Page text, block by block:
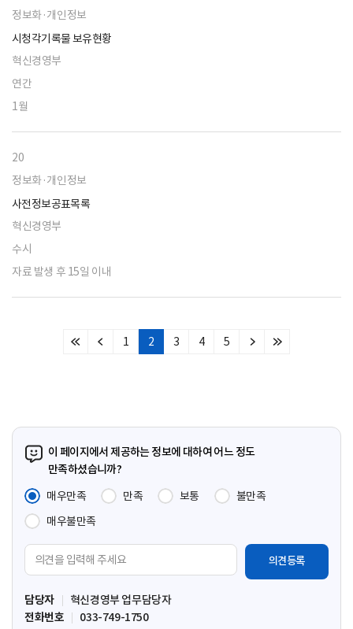
정보화·개인정보
시청각기록물 보유현황
혁신경영부
연간
1월
20
정보화·개인정보
사전정보공표목록
혁신경영부
수시
자료 발생 후 15일 이내
처
이
1 2 3 4 5
다
마
이 페이지에서 제공하는 정보에 대하여 어느 정도
만족하셨습니까?
매우만족
만족 보통
불만족
매우불만족
견
입
력
담당자
혁신경영부 업무담당자
전화번호
033-749-1750